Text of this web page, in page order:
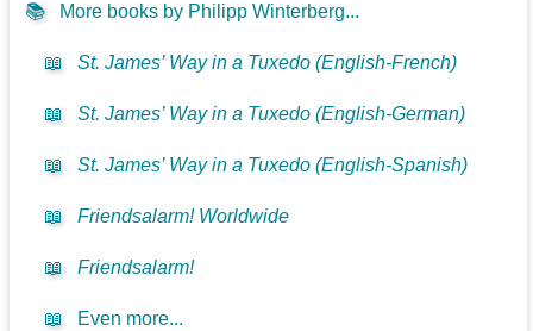
📚 More books by Philipp Winterberg...
📖 St. James’ Way in a Tuxedo (English-French)
📖 St. James’ Way in a Tuxedo (English-German)
📖 St. James’ Way in a Tuxedo (English-Spanish)
📖 Friendsalarm! Worldwide
📖 Friendsalarm!
📖 Even more...